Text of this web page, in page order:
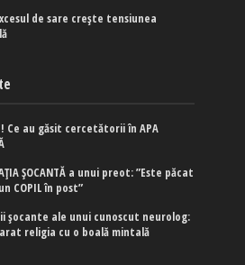
de sare crește tensiunea
Ce au găsit cercetătorii în APA
ȘOCANTĂ a unui preot: ”Este păcat
COPIL în post”
şocante ale unui cunoscut neurolog:
religia cu o boală mintală